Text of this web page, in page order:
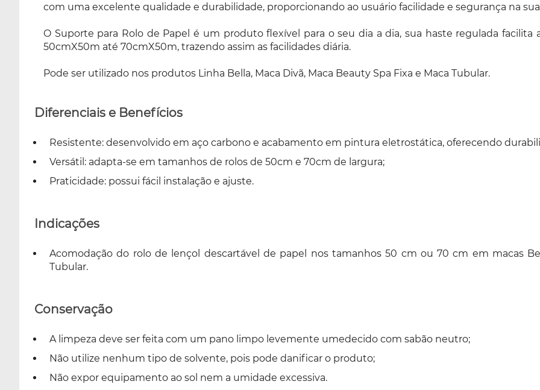
com uma excelente qualidade e durabilidade, proporcionando ao usuário facilidade e segurança na
O Suporte para Rolo de Papel é um produto flexível para o seu dia a dia, sua haste regulada
50cmX50m até 70cmX50m, trazendo assim as facilidades diária.
Pode ser utilizado nos produtos Linha Bella, Maca Divã, Maca Beauty Spa Fixa e Maca Tubular.
Diferenciais e Benefícios
Resistente: desenvolvido em aço carbono e acabamento em pintura eletrostática, oferecendo
Versátil: adapta-se em tamanhos de rolos de 50cm e 70cm de largura;
Praticidade: possui fácil instalação e ajuste.
Indicações
Acomodação do rolo de lençol descartável de papel nos tamanhos 50 cm ou 70 cm em macas
Tubular.
Conservação
A limpeza deve ser feita com um pano limpo levemente umedecido com sabão neutro;
Não utilize nenhum tipo de solvente, pois pode danificar o produto;
Não expor equipamento ao sol nem a umidade excessiva.